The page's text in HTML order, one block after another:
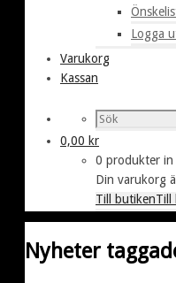
Logga
Varukorg
Kassan
0,00 kr
0 produkter in
Din varukorg
Till butikenTill
Nyheter